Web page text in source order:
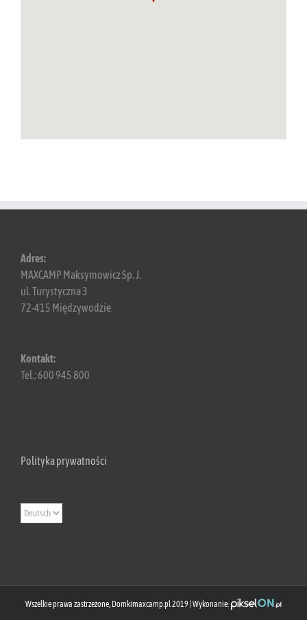
Adres:
MAXCAMP Maksymowicz Sp. J.
ul. Turystyczna 3
72-415 Międzywodzie
Kontakt:
Tel.: 600 945 800
Polityka prywatności
Sprache
auswählen
Wszelkie prawa zastrzeżone, Domkimaxcamp.pl 2019 | Wykonanie: